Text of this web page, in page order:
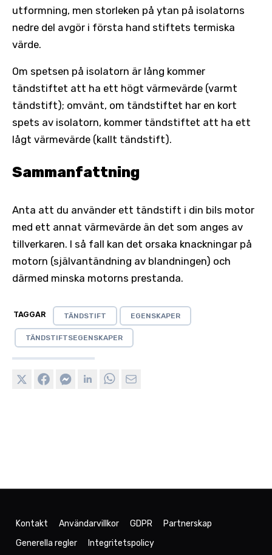
utformning, men storleken på ytan på isolatorns
nedre del avgör i första hand stiftets termiska
värde.
Om spetsen på isolatorn är lång kommer
tändstiftet att ha ett högt värmevärde (varmt
tändstift); omvänt, om tändstiftet har en kort
spets av isolatorn, kommer tändstiftet att ha ett
lågt värmevärde (kallt tändstift).
Sammanfattning
Anta att du använder ett tändstift i din bils motor
med ett annat värmevärde än det som anges av
tillverkaren. I så fall kan det orsaka knackningar på
motorn (självantändning av blandningen) och
därmed minska motorns prestanda.
TAGGAR TÄNDSTIFT EGENSKAPER
TÄNDSTIFTSEGENSKAPER
Kontakt Användarvillkor GDPR
Partnerskap
Generella regler
Integritetspolicy